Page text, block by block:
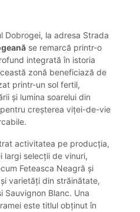
Dobrogei, la adresa Strada
se remarcă printr-o
integrată în istoria
zonă beneficiază de
printr-un sol fertil,
și lumina soarelui din
creșterea viței-de-vie
activitatea pe producția,
largi selecții de vinuri,
Feteasca Neagră și
varietăți din străinătate,
Sauvignon Blanc. Una
este titlul obținut în